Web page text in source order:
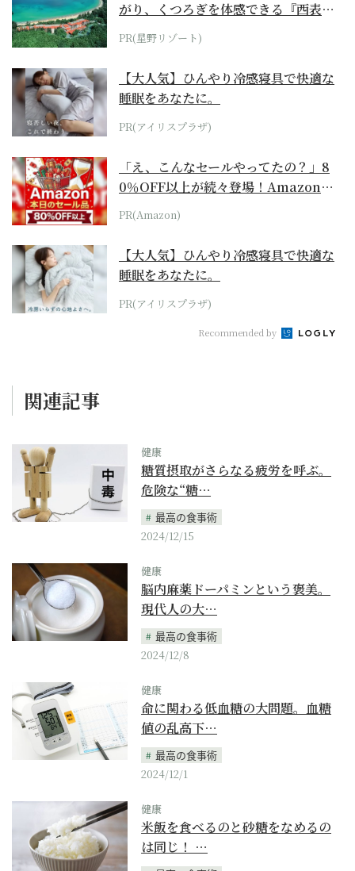
がり、くつろぎを体感できる『西表島
ホテル by...
PR(星野リゾート)
【大人気】ひんやり冷感寝具で快適な
睡眠をあなたに。
PR(アイリスプラザ)
「え、こんなセールやってたの？」8
0％OFF以上が続々登場！Amazonの
本気が...
PR(Amazon)
【大人気】ひんやり冷感寝具で快適な
睡眠をあなたに。
PR(アイリスプラザ)
Recommended by
関連記事
健康
糖質摂取がさらなる疲労を呼ぶ。
危険な“糖…
最高の食事術
2024/12/15
健康
脳内麻薬ドーパミンという褒美。
現代人の大…
最高の食事術
2024/12/8
健康
命に関わる低血糖の大問題。血糖
値の乱高下…
最高の食事術
2024/12/1
健康
米飯を食べるのと砂糖をなめるの
は同じ！ …